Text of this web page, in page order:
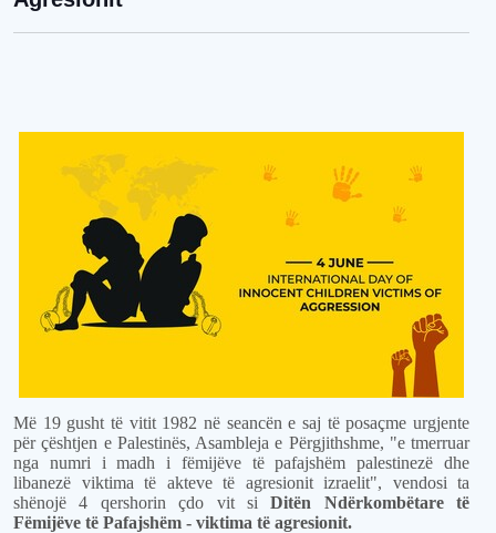
Më 19 gusht të vitit 1982 në seancën e saj të posaçme urgjente
për çështjen e Palestinës, Asambleja e Përgjithshme, "e tmerruar
nga numri i madh i fëmijëve të pafajshëm palestinezë dhe
libanezë viktima të akteve të agresionit izraelit", vendosi ta
shënojë 4 qershorin çdo vit siDitën Ndërkombëtare të
Fëmijëve të Pafajshëm - viktima të agresionit.